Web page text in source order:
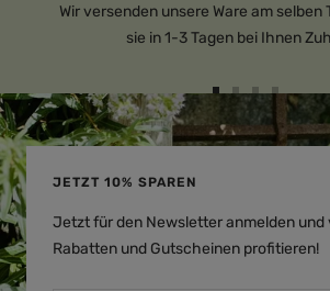
Wir versenden unsere Ware am selben
sie in 1-3 Tagen bei Ihnen
Slide
Zur
Slide
Zur
Slide
Zur
Slide
JETZT 10% SPAREN
Jetzt für den Newsletter anmelden und
Rabatten und Gutscheinen profitieren!